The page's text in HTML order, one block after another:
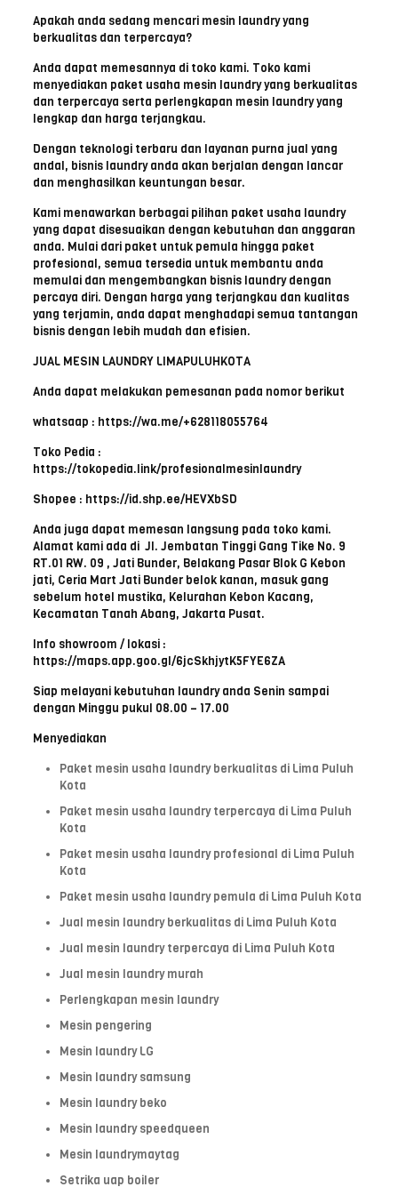
Apakah anda sedang mencari mesin laundry yang
berkualitas dan terpercaya?
Anda dapat memesannya di toko kami. Toko kami
menyediakan paket usaha mesin laundry yang berkualitas
dan terpercaya serta perlengkapan mesin laundry yang
lengkap dan harga terjangkau.
Dengan teknologi terbaru dan layanan purna jual yang
andal, bisnis laundry anda akan berjalan dengan lancar
dan menghasilkan keuntungan besar.
Kami menawarkan berbagai pilihan paket usaha laundry
yang dapat disesuaikan dengan kebutuhan dan anggaran
anda. Mulai dari paket untuk pemula hingga paket
profesional, semua tersedia untuk membantu anda
memulai dan mengembangkan bisnis laundry dengan
percaya diri. Dengan harga yang terjangkau dan kualitas
yang terjamin, anda dapat menghadapi semua tantangan
bisnis dengan lebih mudah dan efisien.
JUAL MESIN LAUNDRY LIMAPULUHKOTA
Anda dapat melakukan pemesanan pada nomor berikut
whatsaap : https://wa.me/+628118055764
Toko Pedia :
https://tokopedia.link/profesionalmesinlaundry
Shopee : https://id.shp.ee/HEVXbSD
Anda juga dapat memesan langsung pada toko kami.
Alamat kami ada di Jl. Jembatan Tinggi Gang Tike No. 9
RT.01 RW. 09 , Jati Bunder, Belakang Pasar Blok G Kebon
jati, Ceria Mart Jati Bunder belok kanan, masuk gang
sebelum hotel mustika, Kelurahan Kebon Kacang,
Kecamatan Tanah Abang, Jakarta Pusat.
Info showroom / lokasi :
https://maps.app.goo.gl/6jcSkhjytK5FYE6ZA
Siap melayani kebutuhan laundry anda Senin sampai
dengan Minggu pukul 08.00 – 17.00
Menyediakan
Paket mesin usaha laundry berkualitas di Lima Puluh
Kota
Paket mesin usaha laundry terpercaya di Lima Puluh
Kota
Paket mesin usaha laundry profesional di Lima Puluh
Kota
Paket mesin usaha laundry pemula di Lima Puluh Kota
Jual mesin laundry berkualitas di Lima Puluh Kota
Jual mesin laundry terpercaya di Lima Puluh Kota
Jual mesin laundry murah
Perlengkapan mesin laundry
Mesin pengering
Mesin laundry LG
Mesin laundry samsung
Mesin laundry beko
Mesin laundry speedqueen
Mesin laundrymaytag
Setrika uap boiler